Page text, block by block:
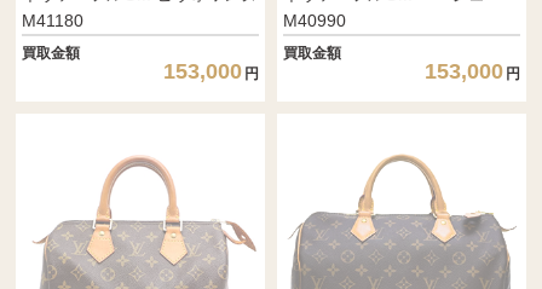
M41180
買取金額
153,000 円
M40990
買取金額
153,000 円